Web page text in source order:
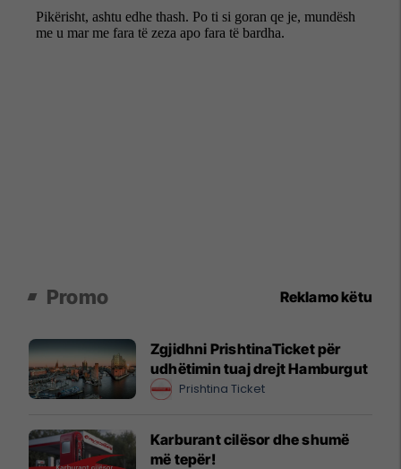
Promo Reklamo këtu
Zgjidhni PrishtinaTicket për
udhëtimin tuaj drejt Hamburgut
Prishtina Ticket
Karburant cilësor dhe shumë
më tepër!